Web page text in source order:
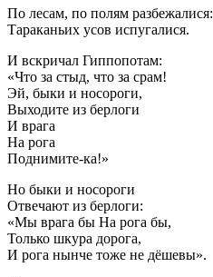
По лесам, по полям разбежалися:
Тараканьих усов испугалися.
И вскричал Гиппопотам:
«Что за стыд, что за срам!
Эй, быки и носороги,
Выходите из берлоги
И врага
На рога
Поднимите-ка!»
Но быки и носороги
Отвечают из берлоги:
«Мы врага бы На рога бы,
Только шкура дорога,
И рога нынче тоже не дёшевы».